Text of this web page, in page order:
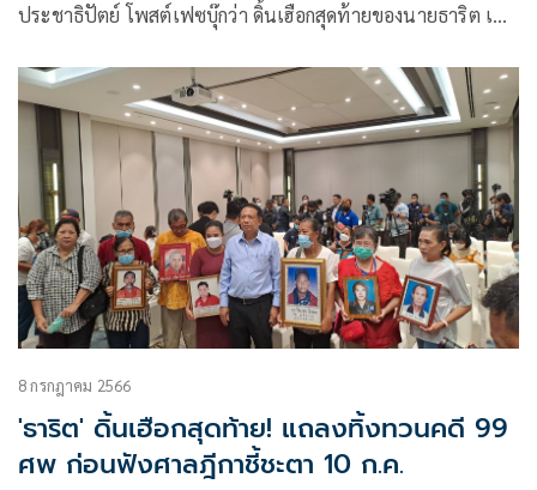
ประชาธิปัตย์ โพสต์เฟซบุ๊กว่า ดิ้นเฮือกสุดท้ายของนายธาริต เพ็ง
รับใช้การเมือง ต้องติดคุก และ ส่อละเมิดอำนาจศาล
8 กรกฎาคม 2566
'ธาริต' ดิ้นเฮือกสุดท้าย! แถลงทิ้งทวนคดี 99
ศพ ก่อนฟังศาลฎีกาชี้ชะตา 10 ก.ค.